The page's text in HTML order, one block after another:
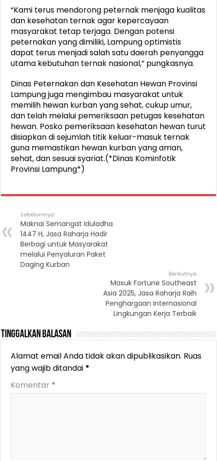
“Kami terus mendorong peternak menjaga kualitas
dan kesehatan ternak agar kepercayaan
masyarakat tetap terjaga. Dengan potensi
peternakan yang dimiliki, Lampung optimistis
dapat terus menjadi salah satu daerah penyangga
utama kebutuhan ternak nasional,” pungkasnya.
Dinas Peternakan dan Kesehatan Hewan Provinsi
Lampung juga mengimbau masyarakat untuk
memilih hewan kurban yang sehat, cukup umur,
dan telah melalui pemeriksaan petugas kesehatan
hewan. Posko pemeriksaan kesehatan hewan turut
disiapkan di sejumlah titik keluar-masuk ternak
guna memastikan hewan kurban yang aman,
sehat, dan sesuai syariat.(*Dinas Kominfotik
Provinsi Lampung*)
Sebelumnya
Maknai Semangat Iduladha
1447 H, Jasa Raharja Hadir
Berbagi untuk Masyarakat
melalui Penyaluran Paket
Daging Kurban
Berikutnya
Masuk Fortune Southeast
Asia 2025, Jasa Raharja Raih
Penghargaan Internasional
Lingkungan Kerja Terbaik
Tinggalkan Balasan
Alamat email Anda tidak akan dipublikasikan. Ruas
yang wajib ditandai *
Komentar *